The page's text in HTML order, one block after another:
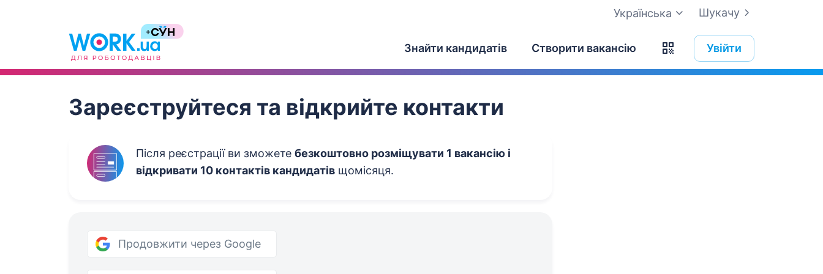
Шукачу
Українська
Work.ua
Знайти кандидатів Створити вакансію Увійти
Зареєструйтеся та відкрийте контакти
Після реєстрації ви зможете безкоштовно розміщувати 1 вакансію і
відкривати 10 контактів кандидатів щомісяця.
Продовжити через Google